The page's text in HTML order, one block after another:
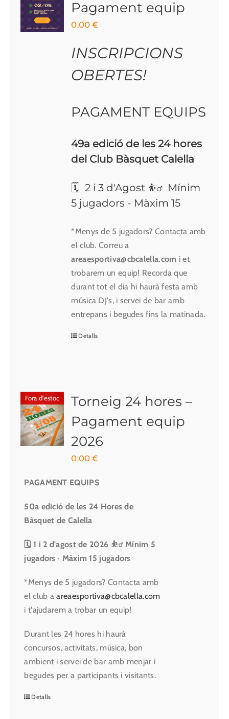
Pagament equip
0.00€
INSCRIPCIONS
OBERTES!
PAGAMENT EQUIPS
49a edició de les 24 hores
del Club Bàsquet Calella
🗓 2 i 3 d'Agost ⛹️‍♂️ Mínim
5 jugadors - Màxim 15
*Menys de 5 jugadors? Contacta amb
el club. Correu a
areaesportiva@cbcalella.com i et
trobarem un equip! Recorda que
durant tot el dia hi haurà festa amb
música DJ's, i servei de bar amb
entrepans i begudes fins la matinada.
Detalls
Fora d'estoc
Torneig 24 hores –
Pagament equip
2026
0.00€
PAGAMENT EQUIPS
50a edició de les 24 Hores de
Bàsquet de Calella
🗓 1 i 2 d'agost de 2026 ⛹️‍♂️ Mínim 5
jugadors · Màxim 15 jugadors
*Menys de 5 jugadors? Contacta amb
el club aareaesportiva@cbcalella.com
i t'ajudarem a trobar un equip!
Durant les 24 hores hi haurà
concursos, activitats, música, bon
ambient i servei de bar amb menjar i
begudes per a participants i visitants.
Detalls